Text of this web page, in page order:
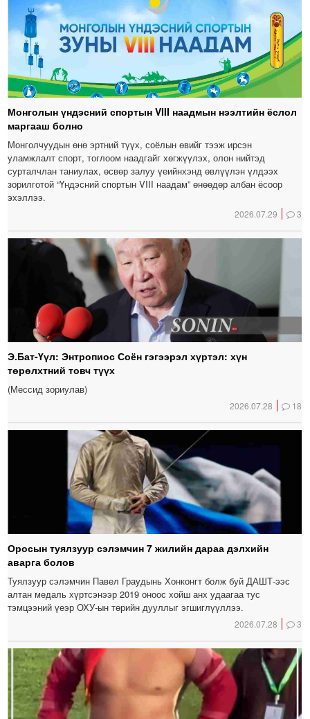
Монголын үндэсний спортын VIII наадмын нээлтийн ёслол
маргааш болно
Монголчуудын өнө эртний түүх, соёлын өвийг тээж ирсэн
уламжлалт спорт, тоглоом наадгайг хөгжүүлэх, олон нийтэд
сурталчлан таниулах, өсвөр залуу үеийнхэнд өвлүүлэн үлдээх
зорилготой “Үндэсний спортын VIII наадам” өнөөдөр албан ёсоор
эхэллээ.
2026.07.29 3
Э.Бат-Үүл: Энтропиос Соён гэгээрэл хүртэл: хүн
төрөлхтний товч түүх
(Мессид зориулав)
2026.07.28 18
Оросын туялзуур сэлэмчин 7 жилийн дараа дэлхийн
аварга болов
Туялзуур сэлэмчин Павел Граудынь Хонконгт болж буй ДАШТ-ээс
алтан медаль хүртсэнээр 2019 оноос хойш анх удаагаа тус
тэмцээний үеэр ОХУ-ын төрийн дууллыг эгшиглүүллээ.
2026.07.28 3